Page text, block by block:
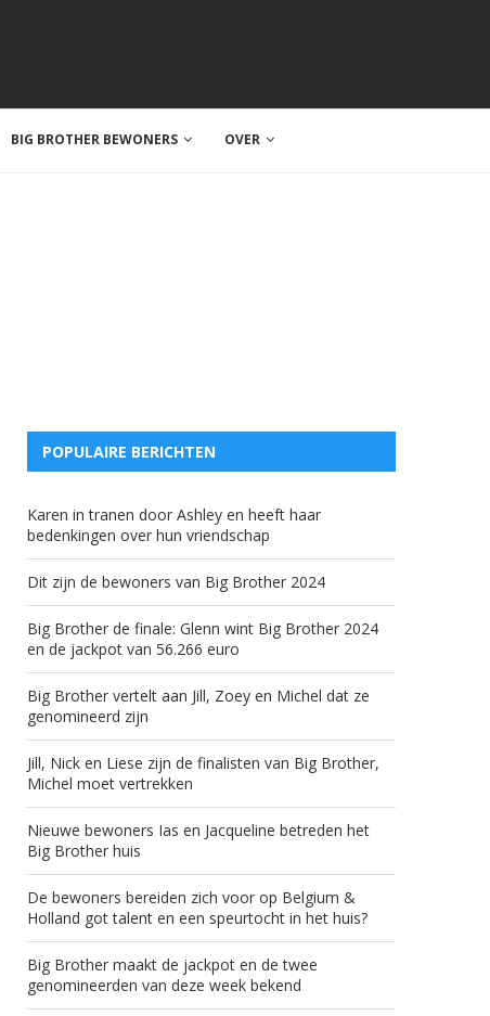
BIG BROTHER BEWONERS OVER
POPULAIRE BERICHTEN
Karen in tranen door Ashley en heeft haar
bedenkingen over hun vriendschap
Dit zijn de bewoners van Big Brother 2024
Big Brother de finale: Glenn wint Big Brother 2024
en de jackpot van 56.266 euro
Big Brother vertelt aan Jill, Zoey en Michel dat ze
genomineerd zijn
Jill, Nick en Liese zijn de finalisten van Big Brother,
Michel moet vertrekken
Nieuwe bewoners Ias en Jacqueline betreden het
Big Brother huis
De bewoners bereiden zich voor op Belgium &
Holland got talent en een speurtocht in het huis?
Big Brother maakt de jackpot en de twee
genomineerden van deze week bekend